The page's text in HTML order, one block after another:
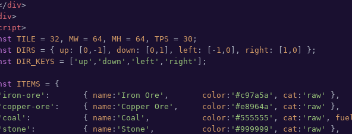
div>
>
>
TILE = 32 , MW = 64 , MH = 64 , TPS = 30
DIRS = { up : [ 0 ,- 1 ], down : [ 0 , 1 ], left : [- 1 , 0 ], right : [ 1 , 0
DIR_KEYS = [ 'up' , 'down' , 'left' , 'right' ];
ITEMS = {
'iron-ore' :       { name : 'Iron Ore' , color : '#c97a5a' , cat : 'raw'
},
'copper-ore' :     { name : 'Copper Ore' , color : '#e8964a' , cat : 'raw'
},
'coal' :           { name : 'Coal' , color : '#555555' , cat : 'raw' ,
'stone' :          { name : 'Stone' , color : '#999999' , cat : 'raw'
},